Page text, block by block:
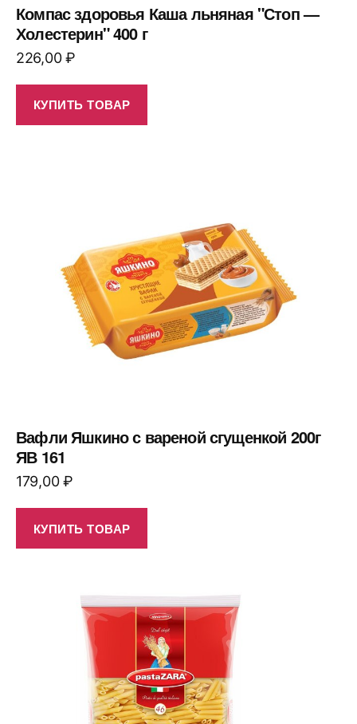
Компас здоровья Каша льняная "Стоп —
Холестерин" 400 г
226,00₽
КУПИТЬ ТОВАР
Вафли Яшкино с вареной сгущенкой 200г
ЯВ 161
179,00₽
КУПИТЬ ТОВАР